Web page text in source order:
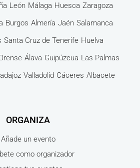
León Málaga Huesca Zaragoza
Burgos Almería Jaén Salamanca
Santa Cruz de Tenerife Huelva
Álava Guipúzcua Las Palmas
Valladolid Cáceres Albacete
ORGANIZA
Añade un evento
como organizador